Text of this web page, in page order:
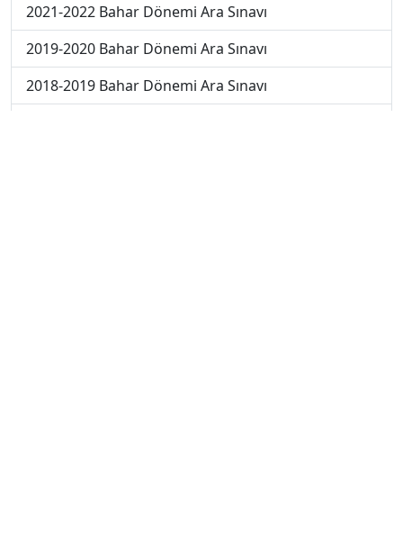
2021-2022 Bahar Dönemi Ara Sınavı
2019-2020 Bahar Dönemi Ara Sınavı
2018-2019 Bahar Dönemi Ara Sınavı